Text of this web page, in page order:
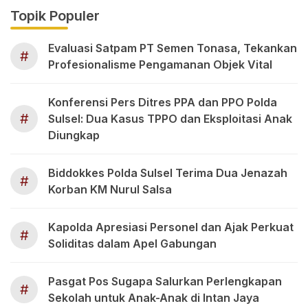
Topik Populer
#
Evaluasi Satpam PT Semen Tonasa, Tekankan
Profesionalisme Pengamanan Objek Vital
#
Konferensi Pers Ditres PPA dan PPO Polda
Sulsel: Dua Kasus TPPO dan Eksploitasi Anak
Diungkap
#
Biddokkes Polda Sulsel Terima Dua Jenazah
Korban KM Nurul Salsa
#
Kapolda Apresiasi Personel dan Ajak Perkuat
Soliditas dalam Apel Gabungan
#
Pasgat Pos Sugapa Salurkan Perlengkapan
Sekolah untuk Anak-Anak di Intan Jaya